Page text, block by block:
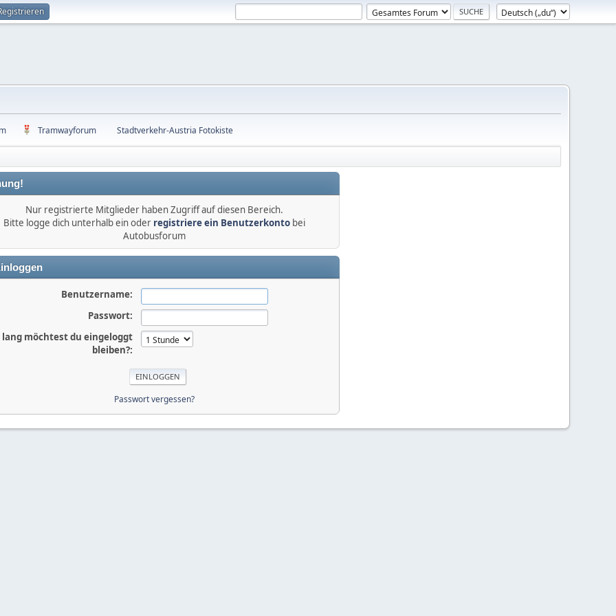
Tramwayforum Stadtverkehr-Austria Fotokiste
Nur registrierte Mitglieder haben Zugriff auf diesen Bereich.
Bitte logge dich unterhalb ein oder registriere ein Benutzerkontobei
Autobusforum
Benutzername:
Passwort:
lang möchtest du eingeloggt
bleiben?:
Passwort vergessen?